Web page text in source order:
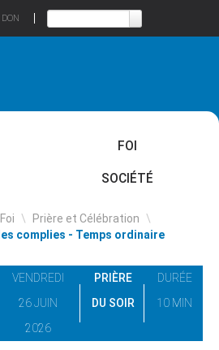
FOI
SOCIÉTÉ
Foi \ Prière et Célébration \
complies - Temps ordinaire
VENDREDI
26 JUIN
2026
PRIÈRE
DU SOIR
DURÉE
10 MIN